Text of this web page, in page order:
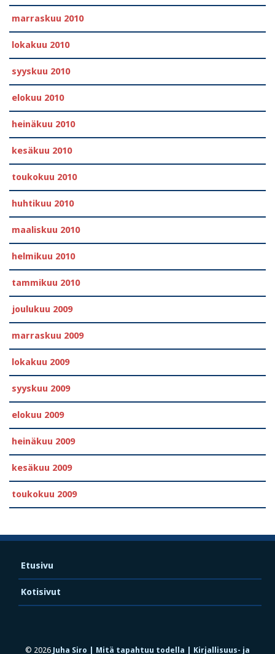
marraskuu 2010
lokakuu 2010
syyskuu 2010
elokuu 2010
heinäkuu 2010
kesäkuu 2010
toukokuu 2010
huhtikuu 2010
maaliskuu 2010
helmikuu 2010
tammikuu 2010
joulukuu 2009
marraskuu 2009
lokakuu 2009
syyskuu 2009
elokuu 2009
heinäkuu 2009
kesäkuu 2009
toukokuu 2009
Etusivu
Kotisivut
© 2026 Juha Siro | Mitä tapahtuu todella | Kirjallisuus- ja